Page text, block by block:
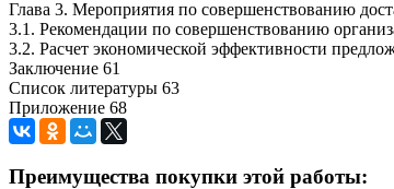
Глава 3. Мероприятия по совершенствованию
3.1. Рекомендации по совершенствованию
3.2. Расчет экономической эффективности
Заключение 61
Список литературы 63
Приложение 68
Преимущества покупки этой работы: